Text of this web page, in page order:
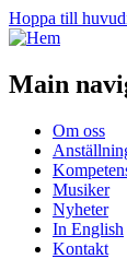
Hoppa till
Main
Om oss
Musiker
Nyheter
In English
Kontakt